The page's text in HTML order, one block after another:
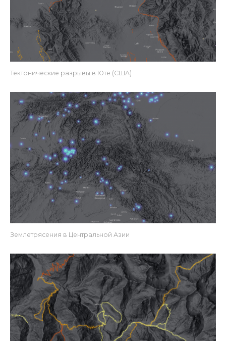
Тектонические разрывы в Юте (США)
Землетрясения в Центральной Азии